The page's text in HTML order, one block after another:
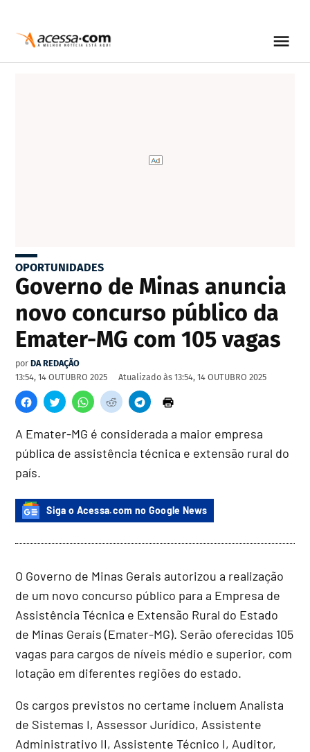
OPORTUNIDADES
Governo de Minas anuncia
novo concurso público da
Emater-MG com 105 vagas
por DA REDAÇÃO
13:54, 14 OUTUBRO 2025
Atualizado às 13:54, 14 OUTUBRO 2025
A Emater-MG é considerada a maior empresa
pública de assistência técnica e extensão rural do
país.
Siga o Acessa.com no Google News
O Governo de Minas Gerais autorizou a realização
de um novo concurso público para a Empresa de
Assistência Técnica e Extensão Rural do Estado
de Minas Gerais (Emater-MG). Serão oferecidas 105
vagas para cargos de níveis médio e superior, com
lotação em diferentes regiões do estado.
Os cargos previstos no certame incluem Analista
de Sistemas I, Assessor Jurídico, Assistente
Administrativo II, Assistente Técnico I, Auditor,